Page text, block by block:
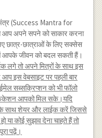
(Success Mantra for
आप अपने सपने को साकार करना
छात्र-छात्राओं के लिए सक्सेस
आपके जीवन को बदल सकती हैं।
लगे तो अपने मित्रों के साथ इस
इस वेबसाइट पर पहली बार
सब्सक्रिप्शन को भी फॉलो
आपको मिल सके।यदि
के साथ शेयर और लाईक करें जिससे
या कोई सुझाव देना चाहते हैं तो
पढ़ें।